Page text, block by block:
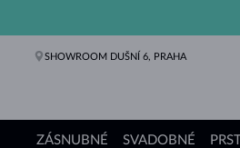
SHOWROOM DUŠNÍ 6, PRAHA
ZÁSNUBNÉ SVADOBNÉ